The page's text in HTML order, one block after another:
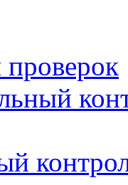
проверок